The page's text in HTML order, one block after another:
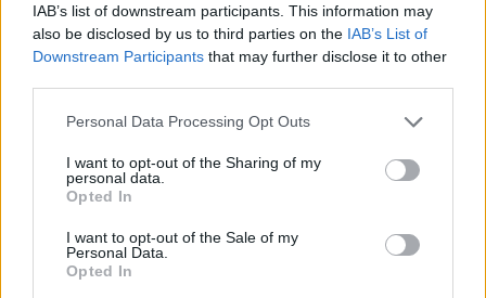
IAB’s list of downstream participants. This information may
also be disclosed by us to third parties on the IAB’s List of
Downstream Participants that may further disclose it to other
Personal Data Processing Opt Outs
I want to opt-out of the Sharing of my
personal data.
Opted In
I want to opt-out of the Sale of my
Personal Data.
Opted In
στερεότυπα για τους εκπαιδευτικούς
Δεν λύγισε, δεν σταμάτησε, δεν τα παράτησε ο πρόεδρος του
του στο Τμήμα Πολιτισμικής Τεχνολογίας και Επικοινωνίας,
εκπαίδευση